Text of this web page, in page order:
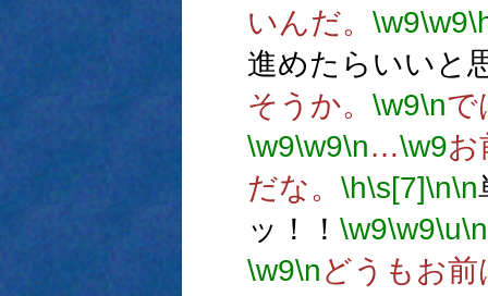
いんだ。 \w9\w9
進めたらいいと
そうか。 \w9\nで
\w9\w9\n…\w9お
だな。 \h\s[7]\n\n
ッ！！ \w9\w9\u\n
\w9\nどうもお